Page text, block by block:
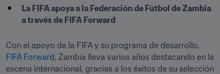
La FIFA apoya a la Federación de Fútbol de Zambia
a través de FIFA Forward
FIFA Forward , Zambia lleva varios años destacando en la
escena internacional, gracias a los éxitos de su selección